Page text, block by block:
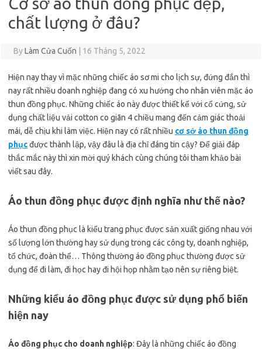
chất lượng ở đâu?
ByLàm Cửa Cuốn 16 Tháng 5, 2022
Hiện nay thay vì mặc những chiếc áo sơ mi cho lịch sự, đứng đắn thì
nay rất nhiều doanh nghiệp đang có xu hướng cho nhân viên mặc áo
thun đồng phục. Những chiếc áo này được thiết kế với cổ cứng, sử
dụng chất liệu vải cotton co giãn 4 chiều mang đến cảm giác thoải
mái, dễ chịu khi làm việc. Hiện nay có rất nhiều cơ sở áo thun đồng
phụcđược thành lập, vậy đâu là địa chỉ đáng tin cậy? Để giải đáp
thắc mắc này thì xin mời quý khách cùng chúng tôi tham khảo bài
viết sau đây.
Áo thun đồng phục được định nghĩa như thế nào?
Áo thun đồng phục là kiểu trang phục được sản xuất giống nhau với
số lượng lớn thường hay sử dụng trong các công ty, doanh nghiệp,
tổ chức, đoàn thể… Thông thường áo đồng phục thường được sử
dụng để đi làm, đi học hay đi hội họp nhằm tạo nên sự riêng biệt.
Những kiểu áo đồng phục được sử dụng phổ biến
hiện nay
Áo đồng phục cho doanh nghiệp: Đây là những chiếc áo đồng